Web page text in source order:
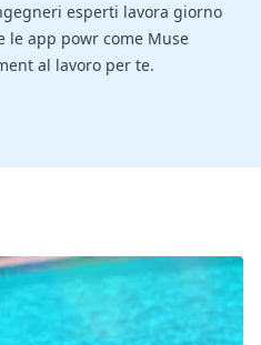
esperti lavora giorno
le app powr come Muse
al lavoro per te.